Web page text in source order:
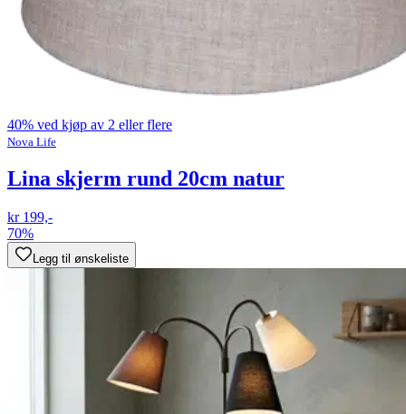
40% ved kjøp av 2 eller flere
Nova Life
Lina skjerm rund 20cm natur
kr 199,-
70%
Legg til ønskeliste